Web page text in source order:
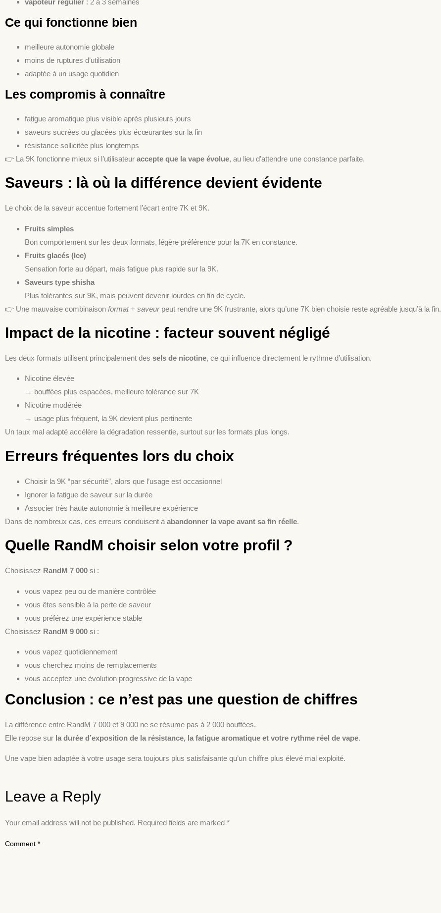
vapoteur régulier : 2 à 3 semaines
Ce qui fonctionne bien
meilleure autonomie globale
moins de ruptures d’utilisation
adaptée à un usage quotidien
Les compromis à connaître
fatigue aromatique plus visible après plusieurs jours
saveurs sucrées ou glacées plus écœurantes sur la fin
résistance sollicitée plus longtemps
👉 La 9K fonctionne mieux si l’utilisateur accepte que la vape évolue, au lieu d’attendre une constance parfaite.
Saveurs : là où la différence devient évidente
Le choix de la saveur accentue fortement l’écart entre 7K et 9K.
Fruits simples
Bon comportement sur les deux formats, légère préférence pour la 7K en constance.
Fruits glacés (Ice)
Sensation forte au départ, mais fatigue plus rapide sur la 9K.
Saveurs type shisha
Plus tolérantes sur 9K, mais peuvent devenir lourdes en fin de cycle.
👉 Une mauvaise combinaison format + saveurpeut rendre une 9K frustrante, alors qu’une 7K bien choisie reste agréable jusqu’à la fin.
Impact de la nicotine : facteur souvent négligé
Les deux formats utilisent principalement des sels de nicotine, ce qui influence directement le rythme d’utilisation.
Nicotine élevée
→ bouffées plus espacées, meilleure tolérance sur 7K
Nicotine modérée
→ usage plus fréquent, la 9K devient plus pertinente
Un taux mal adapté accélère la dégradation ressentie, surtout sur les formats plus longs.
Erreurs fréquentes lors du choix
Choisir la 9K “par sécurité”, alors que l’usage est occasionnel
Ignorer la fatigue de saveur sur la durée
Associer très haute autonomie à meilleure expérience
Dans de nombreux cas, ces erreurs conduisent à abandonner la vape avant sa fin réelle.
Quelle RandM choisir selon votre profil ?
Choisissez RandM 7 000 si :
vous vapez peu ou de manière contrôlée
vous êtes sensible à la perte de saveur
vous préférez une expérience stable
Choisissez RandM 9 000 si :
vous vapez quotidiennement
vous cherchez moins de remplacements
vous acceptez une évolution progressive de la vape
Conclusion : ce n’est pas une question de chiffres
La différence entre RandM 7 000 et 9 000 ne se résume pas à 2 000 bouffées.
Elle repose sur la durée d’exposition de la résistance, la fatigue aromatique et votre rythme réel de vape.
Une vape bien adaptée à votre usage sera toujours plus satisfaisante qu’un chiffre plus élevé mal exploité.
Leave a Reply
Your email address will not be published. Required fields are marked *
Comment *